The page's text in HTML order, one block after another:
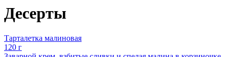
Десерты
Тарталетка малиновая
120 г